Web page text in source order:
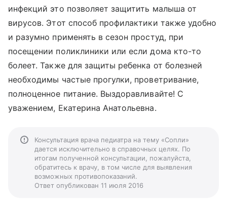
инфекций это позволяет защитить малыша от
вирусов. Этот способ профилактики также удобно
и разумно применять в сезон простуд, при
посещении поликлиники или если дома кто-то
болеет. Также для защиты ребенка от болезней
необходимы частые прогулки, проветривание,
полноценное питание. Выздоравливайте! С
уважением, Екатерина Анатольевна.
Консультация врача педиатра на тему «Сопли»
дается исключительно в справочных целях. По
итогам полученной консультации, пожалуйста,
обратитесь к врачу, в том числе для выявления
возможных противопоказаний.
Ответ опубликован 11 июля 2016